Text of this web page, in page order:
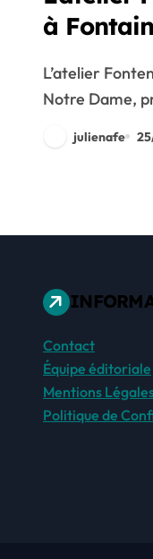
à
L’atelier Fontenois est une ébénisterie à Fontaine
Notre Dame,
julienafe
Contact
Équipe éditoriale
Mentions
Politique de